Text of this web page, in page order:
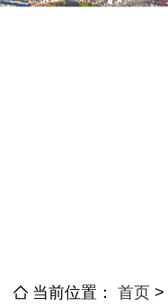
当前位置： 首页 >